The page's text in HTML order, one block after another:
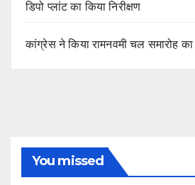
डिपो प्लांट का किया निरीक्षण
कांग्रेस ने किया रामनवमी चल समारोह का
You missed